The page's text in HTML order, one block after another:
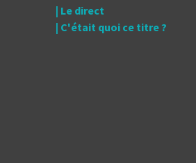
| Le direct
| C'était quoi ce titre ?